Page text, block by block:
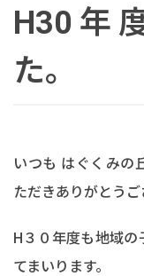
H30年
た。
いつも はぐくみの
ただきありがとうご
H３０年度も地域
てまいります。